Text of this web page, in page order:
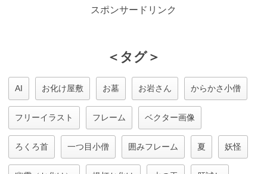
スポンサードリンク
＜タグ＞
AI お化け屋敷 お墓 お岩さん からかさ小僧
フリーイラスト フレーム ベクター画像
ろくろ首 一つ目小僧 囲みフレーム 夏 妖怪